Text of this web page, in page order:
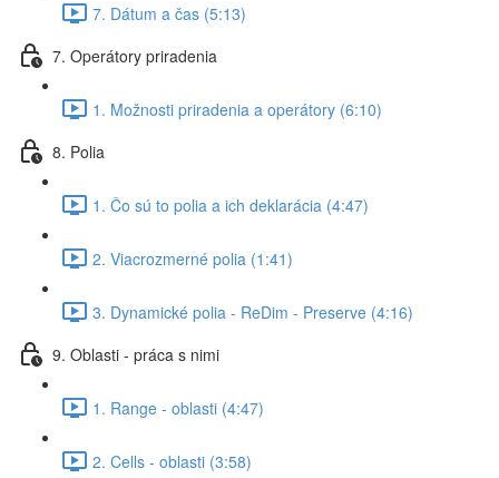
7. Dátum a čas (5:13)
7. Operátory priradenia
1. Možnosti priradenia a operátory (6:10)
8. Polia
1. Čo sú to polia a ich deklarácia (4:47)
2. Viacrozmerné polia (1:41)
3. Dynamické polia - ReDim - Preserve (4:16)
9. Oblasti - práca s nimi
1. Range - oblasti (4:47)
2. Cells - oblasti (3:58)